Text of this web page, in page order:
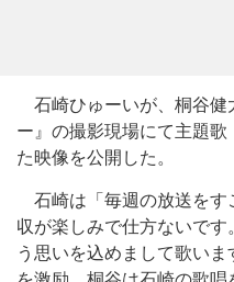
石崎ひゅーいが、桐谷健
ー』の撮影現場にて主題
た映像を公開した。
石崎は「毎週の放送をす
収が楽しみで仕方ないで
う思いを込めまして歌い